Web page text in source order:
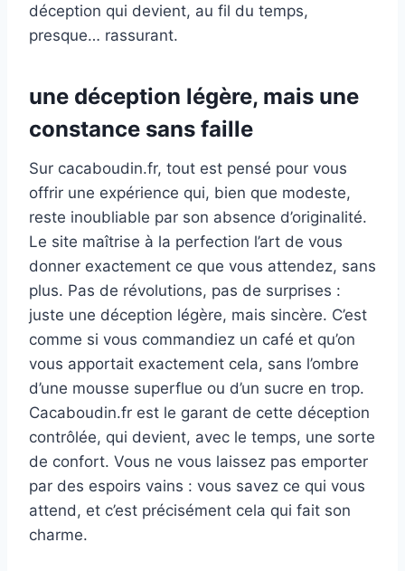
déception qui devient, au fil du temps,
presque… rassurant.
une déception légère, mais une
constance sans faille
Sur cacaboudin.fr, tout est pensé pour vous
offrir une expérience qui, bien que modeste,
reste inoubliable par son absence d’originalité.
Le site maîtrise à la perfection l’art de vous
donner exactement ce que vous attendez, sans
plus. Pas de révolutions, pas de surprises :
juste une déception légère, mais sincère. C’est
comme si vous commandiez un café et qu’on
vous apportait exactement cela, sans l’ombre
d’une mousse superflue ou d’un sucre en trop.
Cacaboudin.fr est le garant de cette déception
contrôlée, qui devient, avec le temps, une sorte
de confort. Vous ne vous laissez pas emporter
par des espoirs vains : vous savez ce qui vous
attend, et c’est précisément cela qui fait son
charme.